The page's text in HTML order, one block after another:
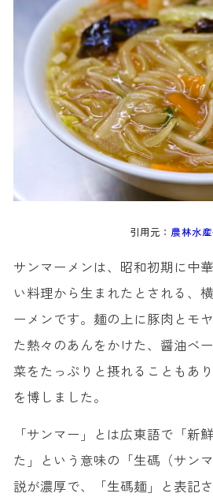
引用元： 農林水
サンマーメンは、昭和初期に中
い料理から生まれたとされる、
ーメンです。麺の上に豚肉とモ
た熱々のあんをかけた、醤油ベ
菜をたっぷりと摂れることもあ
を博しました。
「サンマー」とは広東語で「新
た」という意味の「生碼（サン
説が濃厚で、「生碼麺」と表記